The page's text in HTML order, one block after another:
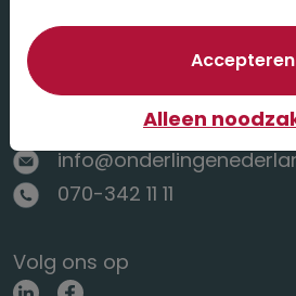
Anna van Saksenlaan 10
2593 HT Den Haag
070-342 11 11
Volg ons op
Accepteren
Alleen